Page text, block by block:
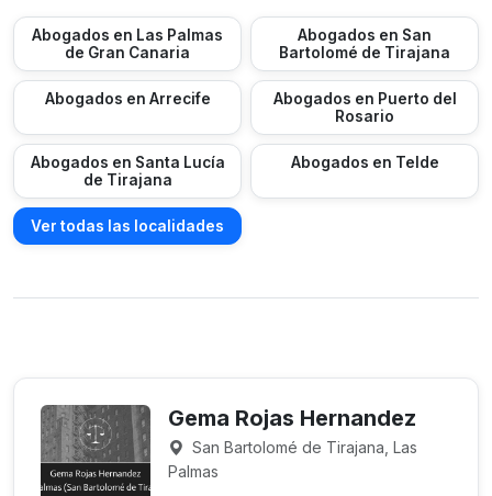
Abogados en Las Palmas
de Gran Canaria
Abogados en San
Bartolomé de Tirajana
Abogados en Arrecife
Abogados en Puerto del
Rosario
Abogados en Santa Lucía
de Tirajana
Abogados en Telde
Ver todas las localidades
Gema Rojas Hernandez
San Bartolomé de Tirajana, Las
Palmas